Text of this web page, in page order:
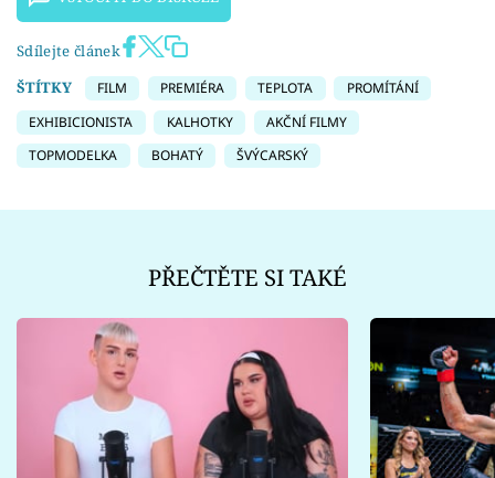
Sdílejte článek
ŠTÍTKY
FILM PREMIÉRA TEPLOTA
PROMÍTÁNÍ
EXHIBICIONISTA
KALHOTKY
AKČNÍ FILMY
TOPMODELKA
BOHATÝ ŠVÝCARSKÝ
PŘEČTĚTE SI TAKÉ